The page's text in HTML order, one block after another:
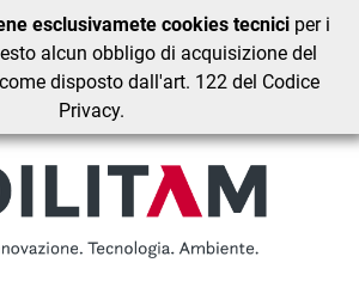
esclusivamete cookies tecniciper i
alcun obbligo di acquisizione del
disposto dall'art. 122 del Codice
Privacy.